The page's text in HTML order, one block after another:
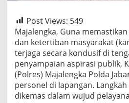
Post Views: 549
Majalengka, Guna
dan ketertiban masyarakat
terjaga secara kondusif di
penyampaian aspirasi publik,
(Polres) Majalengka Polda
personel di lapangan.
dikemas dalam wujud